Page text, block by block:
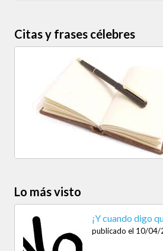
Citas y frases célebres
Lo más visto
¡Y cuando digo
publicado el 10/04/